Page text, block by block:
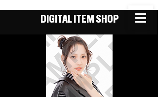
DIGITAL ITEM SHOP